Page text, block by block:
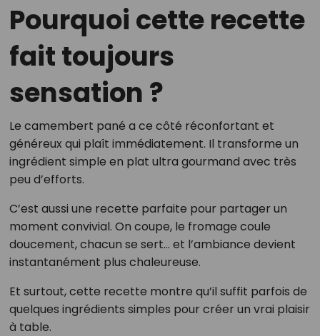
Pourquoi cette recette
fait toujours
sensation ?
Le camembert pané a ce côté réconfortant et
généreux qui plaît immédiatement. Il transforme un
ingrédient simple en plat ultra gourmand avec très
peu d’efforts.
C’est aussi une recette parfaite pour partager un
moment convivial. On coupe, le fromage coule
doucement, chacun se sert… et l’ambiance devient
instantanément plus chaleureuse.
Et surtout, cette recette montre qu’il suffit parfois de
quelques ingrédients simples pour créer un vrai plaisir
à table.